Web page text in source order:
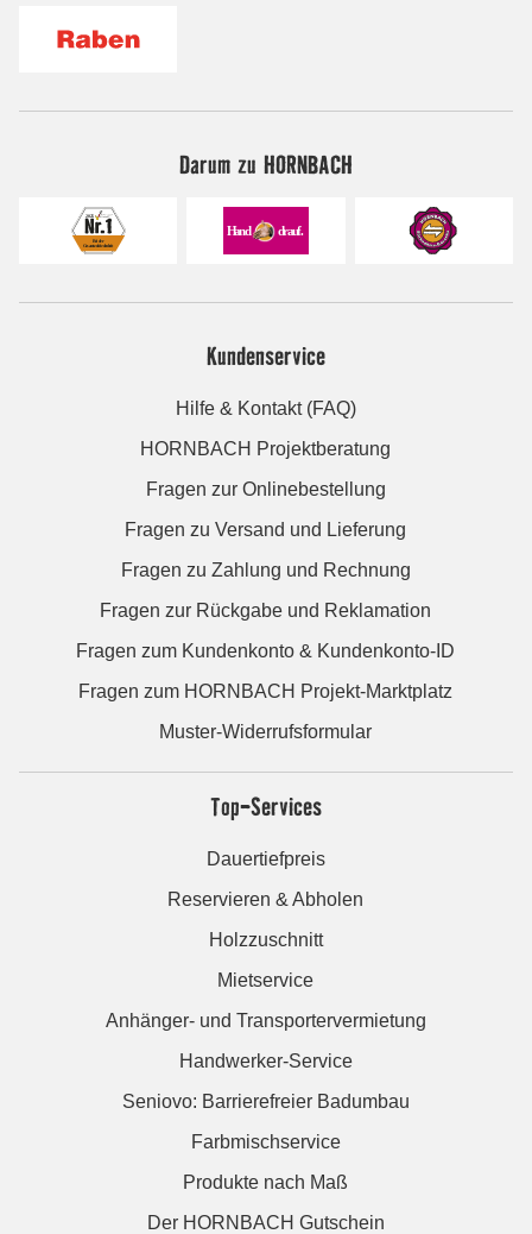
Darum zu HORNBACH
Kundenservice
Hilfe & Kontakt (FAQ)
HORNBACH Projektberatung
Fragen zur Onlinebestellung
Fragen zu Versand und Lieferung
Fragen zu Zahlung und Rechnung
Fragen zur Rückgabe und Reklamation
Fragen zum Kundenkonto & Kundenkonto-ID
Fragen zum HORNBACH Projekt-Marktplatz
Muster-Widerrufsformular
Top-Services
Dauertiefpreis
Reservieren & Abholen
Holzzuschnitt
Mietservice
Anhänger- und Transportervermietung
Handwerker-Service
Seniovo: Barrierefreier Badumbau
Farbmischservice
Produkte nach Maß
Der HORNBACH Gutschein